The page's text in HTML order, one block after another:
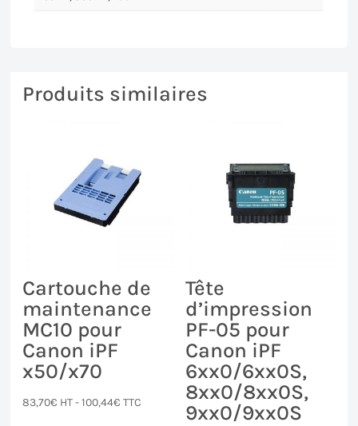
Produits similaires
Cartouche de
maintenance
MC10 pour
Canon iPF
x50/x70
83,70€ HT -100,44€ TTC
Tête
d’impression
PF-05 pour
Canon iPF
6xx0/6xx0S,
8xx0/8xx0S,
9xx0/9xx0S